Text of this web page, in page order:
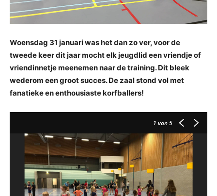
Woensdag 31 januari was het dan zo ver, voor de
tweede keer dit jaar mocht elk jeugdlid een vriendje of
vriendinnetje meenemen naar de training. Dit bleek
wederom een groot succes. De zaal stond vol met
fanatieke en enthousiaste korfballers!
1 van 5